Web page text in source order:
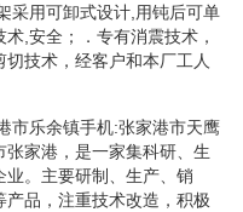
采用可卸式设计,用钝后可单
,安全；．专有消震技术，
技术，经客户和本厂工人
市乐余镇手机:张家港市天鹰
家港，是一家集科研、生
。主要研制、生产、销
品，注重技术改造，积极